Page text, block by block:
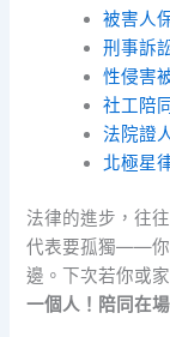
被害人
刑事訴
性侵害
社工陪
法院證
北極星
法律的進步，往
代表要孤獨——你
邊。下次若你或
一個人！陪同在